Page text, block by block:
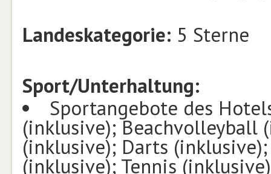
Landeskategorie: 5 Sterne
Sport/Unterhaltung:
Sportangebote des
(inklusive); Beachvolleyball
(inklusive); Darts
(inklusive); Tennis